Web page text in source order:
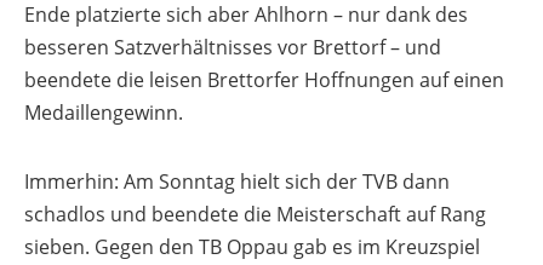
Ende platzierte sich aber Ahlhorn – nur dank des
besseren Satzverhältnisses vor Brettorf – und
beendete die leisen Brettorfer Hoffnungen auf einen
Medaillengewinn.
Immerhin: Am Sonntag hielt sich der TVB dann
schadlos und beendete die Meisterschaft auf Rang
sieben. Gegen den TB Oppau gab es im Kreuzspiel